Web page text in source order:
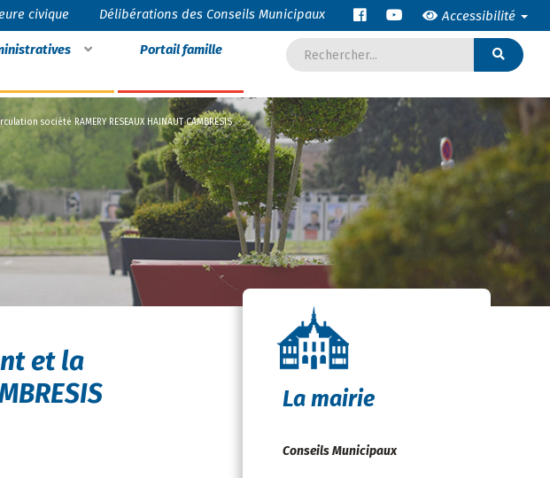
civique Délibérations des Conseils Municipaux Accessibilité
Portail famille
société RAMERY RESEAUX HAINAUT CAMBRESIS
et la
La mairie
Conseils Municipaux